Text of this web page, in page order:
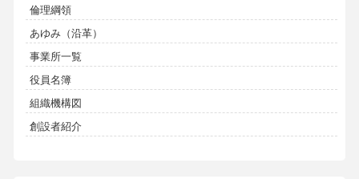
倫理綱領
あゆみ（沿革）
事業所一覧
役員名簿
組織機構図
創設者紹介